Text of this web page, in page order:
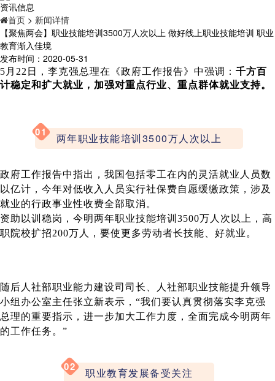
资讯信息
首页 > 新闻详情
【聚焦两会】职业技能培训3500万人次以上 做好线上职业技能培训 职业
教育渐入佳境
发布时间：2020-05-31
5月22日，李克强总理在《政府工作报告》中强调： 千方百
计稳定和扩大就业，加强对重点行业、重点群体就业支持。
01 两年职业技能培训3500万人次以上
政府工作报告中指出，我国包括零工在内的灵活就业人员数
以亿计，今年对低收入人员实行社保费自愿缓缴政策，涉及
就业的行政事业性收费全部取消。
资助以训稳岗，今明两年职业技能培训3500万人次以上，高
职院校扩招200万人，要使更多劳动者长技能、好就业。
随后人社部职业能力建设司司长、人社部职业技能提升领导
小组办公室主任张立新表示，“我们要认真贯彻落实李克强
总理的重要指示，进一步加大工作力度，全面完成今明两年
的工作任务。”
02 职业教育发展备受关注